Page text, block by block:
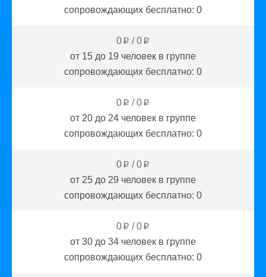
сопровождающих бесплатно: 0
0 p /0 p
от 15 до 19 человек в группе
сопровождающих бесплатно: 0
0 p /0 p
от 20 до 24 человек в группе
сопровождающих бесплатно: 0
0 p /0 p
от 25 до 29 человек в группе
сопровождающих бесплатно: 0
0 p /0 p
от 30 до 34 человек в группе
сопровождающих бесплатно: 0